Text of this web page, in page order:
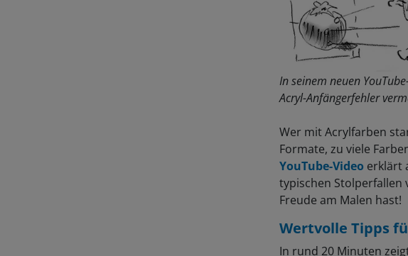
In seinem neuen
Acryl-Anfängerfehler
Wer mit Acrylfarben
Formate, zu viele
YouTube-Video
erklärt
typischen Stolperfallen
Freude am Malen hast!
Wertvolle Tipps
In rund 20 Minuten zeigt